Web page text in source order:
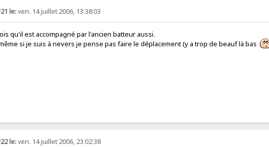
le:ven. 14 juillet 2006, 13:38:03
qu'il est accompagné par l'ancien batteur aussi.
si je suis à nevers je pense pas faire le déplacement (y a trop de beauf là bas
le:ven. 14 juillet 2006, 23:02:38